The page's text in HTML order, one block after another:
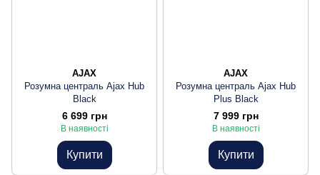
AJAX
Розумна централь Ajax Hub
Black
6 699 грн
В наявності
Купити
AJAX
Розумна централь Ajax Hub
Plus Black
7 999 грн
В наявності
Купити